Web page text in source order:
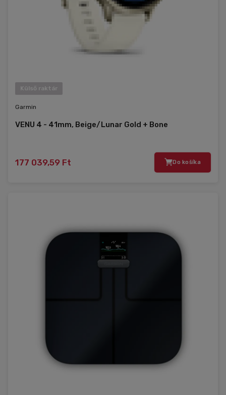
Külső raktár
Garmin
VENU 4 - 41mm, Beige/Lunar Gold + Bone
177 039,59 Ft Do košíka